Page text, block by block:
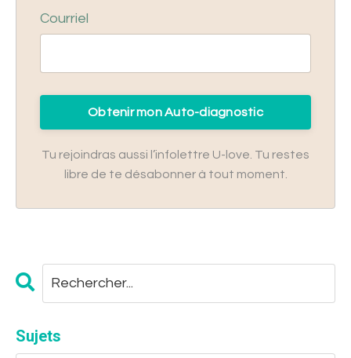
Courriel
Obtenir mon Auto-diagnostic
Tu rejoindras aussi l’infolettre U-love. Tu restes
libre de te désabonner à tout moment.
Sujets